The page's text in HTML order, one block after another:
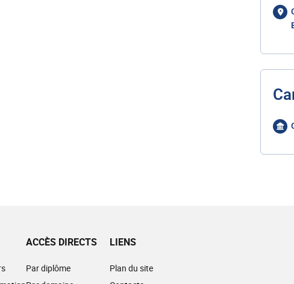
ACCÈS DIRECTS
Par diplôme
LIENS
Plan du site